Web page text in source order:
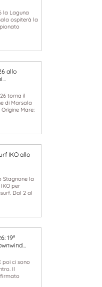
la Laguna
ospiterà la
allo
torna il
di Marsala
Mare:
IKO allo
Stagnone la
per
Dal 2 al
19ª
poi ci sono
Il
firmato